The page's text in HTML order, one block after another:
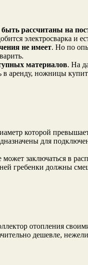
рассчитаны на
электросварка и
не имеет. Но по
материалов. На
аренду, ножницы
которой
для
может заключаться в
гребенки должны
отопления
дешевле,